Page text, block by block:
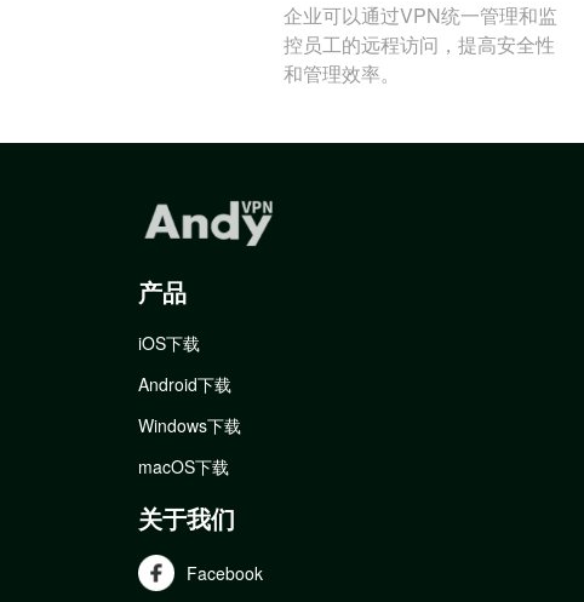
企业可以通过VPN统一管理和监
控员工的远程访问，提高安全性
和管理效率。
产品
iOS下载
Android下载
Windows下载
macOS下载
关于我们
Facebook